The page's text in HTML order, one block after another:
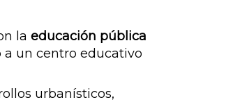
la educación pública
a un centro educativo
urbanísticos,